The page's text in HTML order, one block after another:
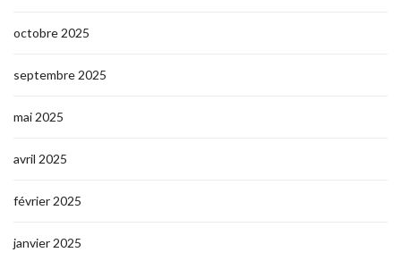
octobre 2025
septembre 2025
mai 2025
avril 2025
février 2025
janvier 2025